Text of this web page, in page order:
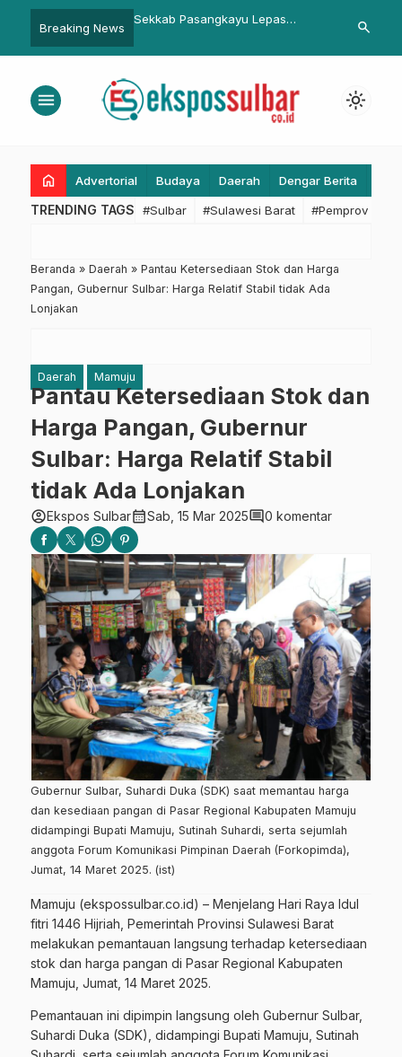
Breaking News
‘Bike Camp Merdeka’
Kapolda Sulbar Tekankan Peran
Masyarakat Sejati
Buka
search
menu light_mode
home Advertorial Budaya Daerah Dengar Berita
TRENDING TAGS #Sulbar #Sulawesi Barat #Pemprov
Beranda » Daerah » Pantau Ketersediaan Stok dan Harga
Pangan, Gubernur Sulbar: Harga Relatif Stabil tidak Ada
Lonjakan
Daerah Mamuju
Pantau Ketersediaan Stok dan
Harga Pangan, Gubernur
Sulbar: Harga Relatif Stabil
tidak Ada Lonjakan
account_circleEkspos Sulbarcalendar_monthSab, 15 Mar 2025comment0 komentar
Gubernur Sulbar, Suhardi Duka (SDK) saat memantau harga
dan kesediaan pangan di Pasar Regional Kabupaten Mamuju
didampingi Bupati Mamuju, Sutinah Suhardi, serta sejumlah
anggota Forum Komunikasi Pimpinan Daerah (Forkopimda),
Jumat, 14 Maret 2025. (ist)
Mamuju (ekspossulbar.co.id) – Menjelang Hari Raya Idul
fitri 1446 Hijriah, Pemerintah Provinsi Sulawesi Barat
melakukan pemantauan langsung terhadap ketersediaan
stok dan harga pangan di Pasar Regional Kabupaten
Mamuju, Jumat, 14 Maret 2025.
Pemantauan ini dipimpin langsung oleh Gubernur Sulbar,
Suhardi Duka (SDK), didampingi Bupati Mamuju, Sutinah